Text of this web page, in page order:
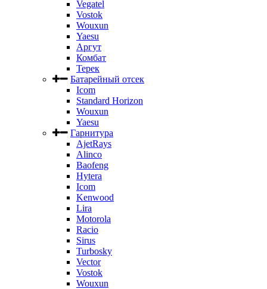
Vegatel
Vostok
Wouxun
Yaesu
Аргут
Комбат
Терек
Батарейный отсек
Icom
Standard Horizon
Wouxun
Yaesu
Гарнитура
AjetRays
Alinco
Baofeng
Hytera
Icom
Kenwood
Lira
Motorola
Racio
Sirus
Turbosky
Vector
Vostok
Wouxun